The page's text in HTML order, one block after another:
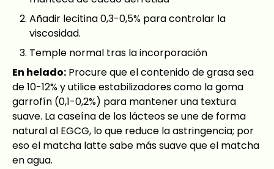
Añadir lecitina 0,3-0,5% para controlar la
viscosidad.
Temple normal tras la incorporación
En helado: Procure que el contenido de grasa sea
de 10-12% y utilice estabilizadores como la goma
garrofín (0,1-0,2%) para mantener una textura
suave. La caseína de los lácteos se une de forma
natural al EGCG, lo que reduce la astringencia; por
eso el matcha latte sabe más suave que el matcha
en agua.